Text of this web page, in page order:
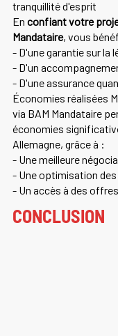
tranquillité d'esprit
En confiant votre
Mandataire, vous
- D'une garantie sur la
- D'un
- D'une assurance
Économies réalisées
via BAM Mandataire
économies
Allemagne, grâce à :
- Une meilleure
- Une optimisation
- Un accès à des
CONCLUSION